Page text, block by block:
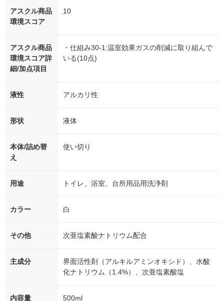
アスクル商品
環境スコア
10
アスクル商品
環境スコア詳
細/加点項目
・仕組み30-1:温室効果ガスの削減に取り組んで
いる(10点)
液性 アルカリ性
形状 液体
本体/詰め替
え
使い切り
用途 トイレ、浴室、台所用品用洗浄剤
カラー 白
その他 次亜塩素酸ナトリウム配合
主成分
界面活性剤（アルキルアミンオキシド）、水酸
化ナトリウム（1.4%）、次亜塩素酸塩
内容量 500ml